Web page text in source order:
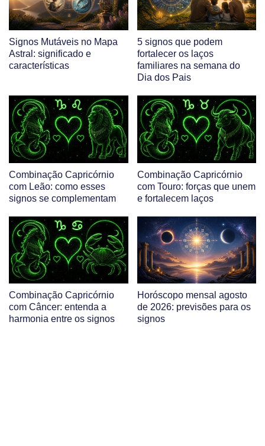
Signos Mutáveis no Mapa
Astral: significado e
características
5 signos que podem
fortalecer os laços
familiares na semana do
Dia dos Pais
Combinação Capricórnio
com Leão: como esses
signos se complementam
Combinação Capricórnio
com Touro: forças que unem
e fortalecem laços
Combinação Capricórnio
com Câncer: entenda a
harmonia entre os signos
Horóscopo mensal agosto
de 2026: previsões para os
signos